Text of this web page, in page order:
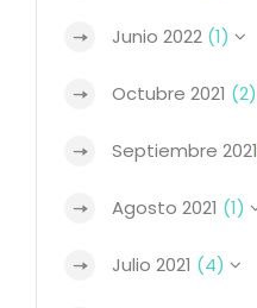
Junio 2022 (1)
Octubre 2021 (2)
Septiembre 2021
Agosto 2021 (1)
Julio 2021 (4)